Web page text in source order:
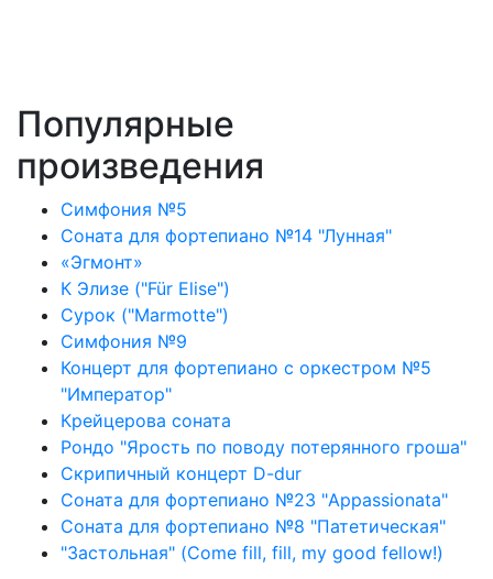
Популярные
произведения
Симфония №5
Соната для фортепиано №14 "Лунная"
«Эгмонт»
К Элизе ("Für Elise")
Сурок ("Marmotte")
Симфония №9
Концерт для фортепиано с оркестром №5
"Император"
Крейцерова соната
Рондо "Ярость по поводу потерянного гроша"
Скрипичный концерт D-dur
Соната для фортепиано №23 "Appassionata"
Соната для фортепиано №8 "Патетическая"
"Застольная" (Come fill, fill, my good fellow!)